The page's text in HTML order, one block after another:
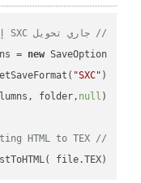
// جاري تحويل SXC إلى HTML
= new
"SXC"
folder, null
// Converting HTML to TEX
file.TEX);